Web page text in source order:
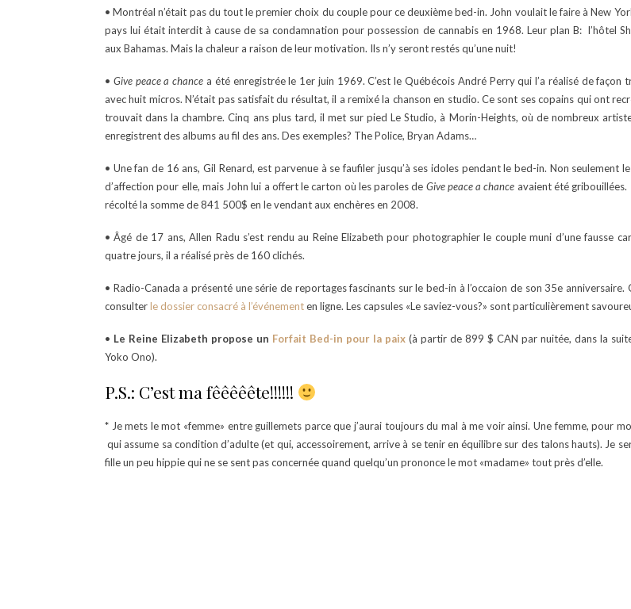
• Montréal n’était pas du tout le premier choix du couple pour ce deuxième bed-in. John voulait le faire à New
pays lui était interdit à cause de sa condamnation pour possession de cannabis en 1968. Leur plan B: l’hôtel
aux Bahamas. Mais la chaleur a raison de leur motivation. Ils n’y seront restés qu’une nuit!
• Give peace a chance a été enregistrée le 1er juin 1969. C’est le Québécois André Perry qui l’a réalisé de façon
avec huit micros. N’était pas satisfait du résultat, il a remixé la chanson en studio. Ce sont ses copains qui ont
trouvait dans la chambre. Cinq ans plus tard, il met sur pied Le Studio, à Morin-Heights, où de nombreux
enregistrent des albums au fil des ans. Des exemples? The Police, Bryan Adams…
• Une fan de 16 ans, Gil Renard, est parvenue à se faufiler jusqu’à ses idoles pendant le bed-in. Non seulement
d’affection pour elle, mais John lui a offert le carton où les paroles de Give peace a chance avaient été
récolté la somme de 841 500$ en le vendant aux enchères en 2008.
• Âgé de 17 ans, Allen Radu s’est rendu au Reine Elizabeth pour photographier le couple muni d’une fausse
quatre jours, il a réalisé près de 160 clichés.
• Radio-Canada a présenté une série de reportages fascinants sur le bed-in à l’occaion de son 35e
consulterle dossier consacré à l’événementen ligne. Les capsules «Le saviez-vous?» sont particulièrement
• Le Reine Elizabeth propose un Forfait Bed-in pour la paix (à partir de 899 $ CAN par nuitée, dans la
Yoko Ono).
P.S.: C’est ma fêêêêête!!!!!!
* Je mets le mot «femme» entre guillemets parce que j’aurai toujours du mal à me voir ainsi. Une femme, pour
qui assume sa condition d’adulte (et qui, accessoirement, arrive à se tenir en équilibre sur des talons hauts). Je
fille un peu hippie qui ne se sent pas concernée quand quelqu’un prononce le mot «madame» tout près d’elle.